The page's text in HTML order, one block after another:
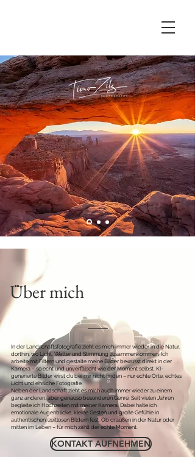
Über mich
In der Landschaftsfotografie zieht es mich immer wieder in die Natur,
dorthin, wo Licht, Wetter und Stimmung zusammenkommen. Ich
arbeite mit Filtern und gestalte meine Bilder bewusst direkt in der
Kamera – so echt und unverfälscht wie der Moment selbst. KI-
generierte Bilder wirst du bei mir nicht finden – nur echte Orte, echtes
Licht und ehrliche Fotografie.
Neben der Landschaft zieht es mich auch immer wieder zu einem
ganz anderen, aber genauso besonderen Genre: Seit vielen Jahren
begleite ich Hochzeiten mit meiner Kamera. Dabei halte ich
emotionale Augenblicke, kleine Gesten und große Gefühle in
authentischen, zeitlosen Bildern fest. Ob draußen in der Natur oder
mitten im Leben – für mich zählt der echte Moment.
KONTAKT AUFNEHMEN